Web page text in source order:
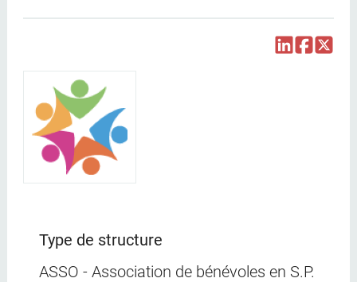
Type de structure
ASSO - Association de bénévoles en S.P.